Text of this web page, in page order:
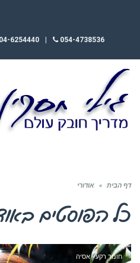
054-4738536
04-6254440
דף הבית » אודורי
כל הפוסטים ב
חומר רקע - אסיה